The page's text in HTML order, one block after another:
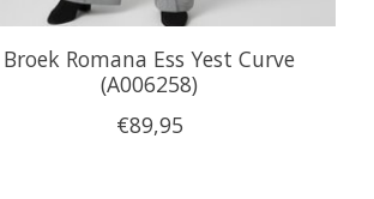
Broek Romana Ess Yest Curve
(A006258)
€89,95